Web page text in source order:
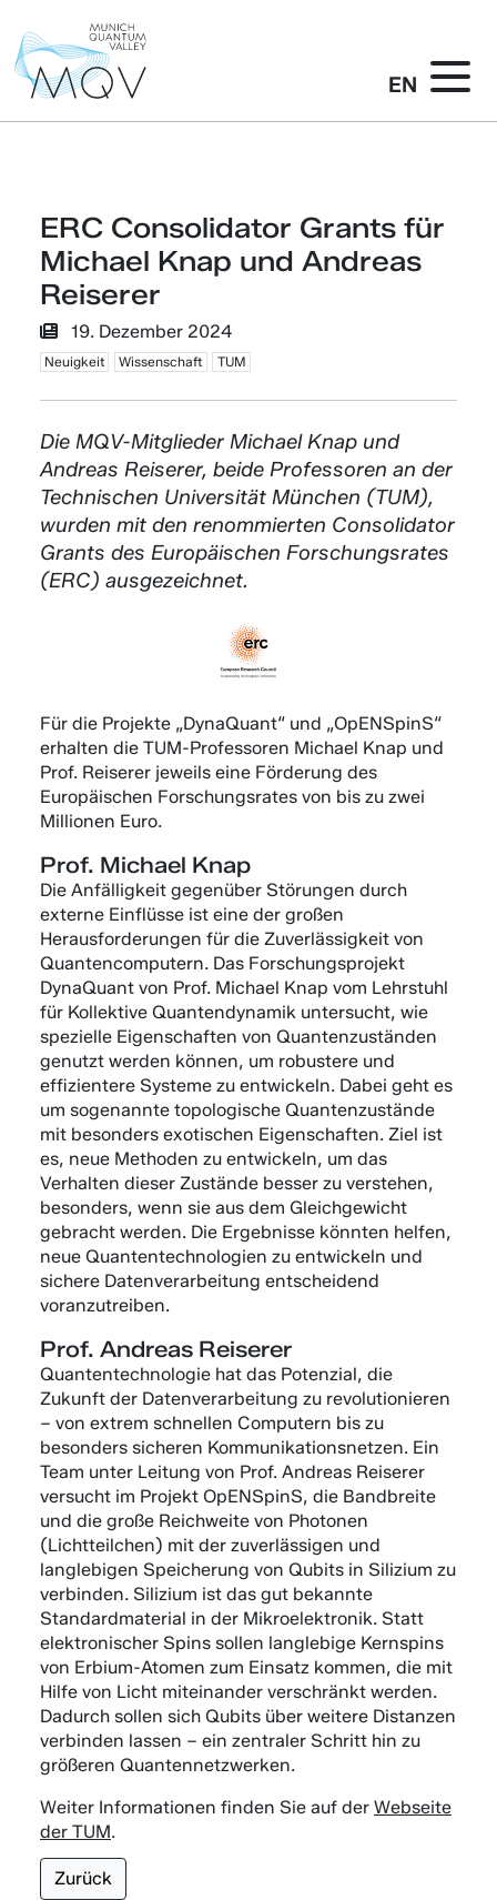
EN
ERC Consolidator Grants für
Michael Knap und Andreas
Reiserer
19. Dezember 2024
Neuigkeit Wissenschaft TUM
Die MQV-Mitglieder Michael Knap und
Andreas Reiserer, beide Professoren an der
Technischen Universität München (TUM),
wurden mit den renommierten Consolidator
Grants des Europäischen Forschungsrates
(ERC) ausgezeichnet.
Für die Projekte „DynaQuant“ und „OpENSpinS“
erhalten die TUM-Professoren Michael Knap und
Prof. Reiserer jeweils eine Förderung des
Europäischen Forschungsrates von bis zu zwei
Millionen Euro.
Prof. Michael Knap
Die Anfälligkeit gegenüber Störungen durch
externe Einflüsse ist eine der großen
Herausforderungen für die Zuverlässigkeit von
Quantencomputern. Das Forschungsprojekt
DynaQuant von Prof. Michael Knap vom Lehrstuhl
für Kollektive Quantendynamik untersucht, wie
spezielle Eigenschaften von Quantenzuständen
genutzt werden können, um robustere und
effizientere Systeme zu entwickeln. Dabei geht es
um sogenannte topologische Quantenzustände
mit besonders exotischen Eigenschaften. Ziel ist
es, neue Methoden zu entwickeln, um das
Verhalten dieser Zustände besser zu verstehen,
besonders, wenn sie aus dem Gleichgewicht
gebracht werden. Die Ergebnisse könnten helfen,
neue Quantentechnologien zu entwickeln und
sichere Datenverarbeitung entscheidend
voranzutreiben.
Prof. Andreas Reiserer
Quantentechnologie hat das Potenzial, die
Zukunft der Datenverarbeitung zu revolutionieren
– von extrem schnellen Computern bis zu
besonders sicheren Kommunikationsnetzen. Ein
Team unter Leitung von Prof. Andreas Reiserer
versucht im Projekt OpENSpinS, die Bandbreite
und die große Reichweite von Photonen
(Lichtteilchen) mit der zuverlässigen und
langlebigen Speicherung von Qubits in Silizium zu
verbinden. Silizium ist das gut bekannte
Standardmaterial in der Mikroelektronik. Statt
elektronischer Spins sollen langlebige Kernspins
von Erbium-Atomen zum Einsatz kommen, die mit
Hilfe von Licht miteinander verschränkt werden.
Dadurch sollen sich Qubits über weitere Distanzen
verbinden lassen – ein zentraler Schritt hin zu
größeren Quantennetzwerken.
Weiter Informationen finden Sie auf der Webseite
der TUM.
Zurück